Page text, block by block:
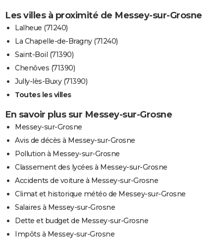
Les villes à proximité de Messey-sur-Grosne
Lalheue (71240)
La Chapelle-de-Bragny (71240)
Saint-Boil (71390)
Chenôves (71390)
Jully-lès-Buxy (71390)
Toutes les villes
En savoir plus sur Messey-sur-Grosne
Messey-sur-Grosne
Avis de décès à Messey-sur-Grosne
Pollution à Messey-sur-Grosne
Classement des lycées à Messey-sur-Grosne
Accidents de voiture à Messey-sur-Grosne
Climat et historique météo de Messey-sur-Grosne
Salaires à Messey-sur-Grosne
Dette et budget de Messey-sur-Grosne
Impôts à Messey-sur-Grosne